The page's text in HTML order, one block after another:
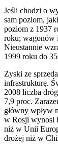
Jeśli chodzi o
sam poziom,
poziom z 1937
roku; wagonów
Nieustannie
1999 roku do
Zyski ze
infrastrukturę.
2008 liczba
7,9 proc.
główny wpływ
w Rosji wynosi
niż w Unii
drożej niż w